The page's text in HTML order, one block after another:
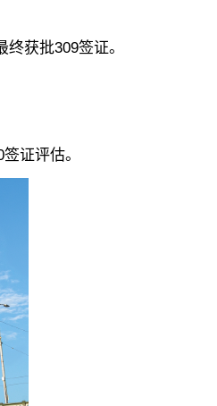
获批309签证。
证评估。